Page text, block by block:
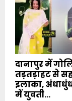
दानापुर में
तड़तड़ाहट से
इलाका,
में युवती...